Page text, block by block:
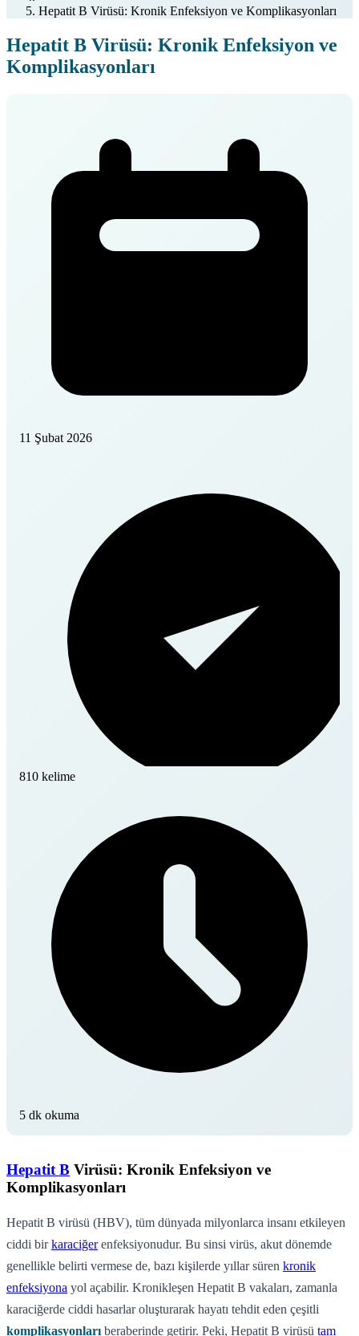
Hepatit B Virüsü: Kronik Enfeksiyon ve Komplikasyonları
Hepatit B Virüsü: Kronik Enfeksiyon ve
Komplikasyonları
11 Şubat 2026
810 kelime
5 dk okuma
Hepatit B Virüsü: Kronik Enfeksiyon ve
Komplikasyonları
Hepatit B virüsü (HBV), tüm dünyada milyonlarca insanı etkileyen
ciddi birkaraciğerenfeksiyonudur. Bu sinsi virüs, akut dönemde
genellikle belirti vermese de, bazı kişilerde yıllar süren kronik
enfeksiyona yol açabilir. Kronikleşen Hepatit B vakaları, zamanla
karaciğerde ciddi hasarlar oluşturarak hayatı tehdit eden çeşitli
komplikasyonları beraberinde getirir. Peki, Hepatit B virüsü tam